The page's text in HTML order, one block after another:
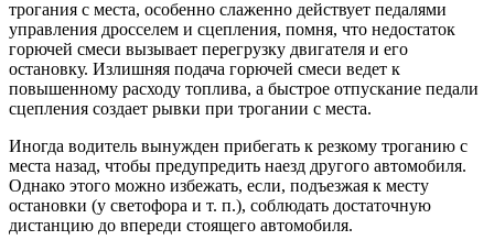
трогания с места, особенно слаженно действует педалями
управления дросселем и сцепления, помня, что недостаток
горючей смеси вызывает перегрузку двигателя и его
остановку. Излишняя подача горючей смеси ведет к
повышенному расходу топлива, а быстрое отпускание педали
сцепления создает рывки при трогании с места.
Иногда водитель вынужден прибегать к резкому троганию с
места назад, чтобы предупредить наезд другого автомобиля.
Однако этого можно избежать, если, подъезжая к месту
остановки (у светофора и т. п.), соблюдать достаточную
дистанцию до впереди стоящего автомобиля.